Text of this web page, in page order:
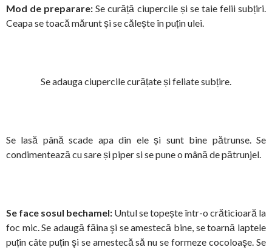
Mod de preparare: Se curăță ciupercile și se taie felii subțiri.
Ceapa se toacă mărunt și se călește în puțin ulei.
Se adauga ciupercile curățate și feliate subțire.
Se lasă până scade apa din ele și sunt bine pătrunse. Se
condimentează cu sare și piper si se pune o mână de pătrunjel.
Se face sosul bechamel: Untul se topește într-o crăticioară la
foc mic. Se adaugă făina şi se amestecă bine, se toarnă laptele
puțin câte puțin şi se amestecă să nu se formeze cocoloaşe. Se